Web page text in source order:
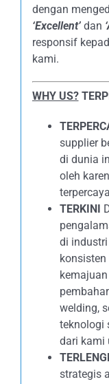
dengan
‘Excellent’dan
responsif
kami.
WHY US?
supplier
di dunia
oleh
TERKINI
di
welding,
teknologi
dari kami
strategis